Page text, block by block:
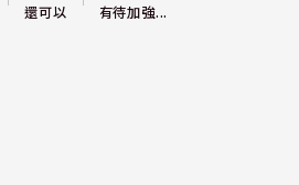
還可以 有待加強...